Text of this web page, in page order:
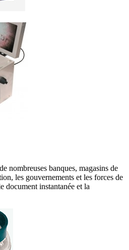
nombreuses banques, magasins de
les gouvernements et les forces de
document instantanée et la